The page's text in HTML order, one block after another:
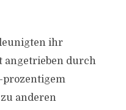
ihr
angetrieben durch
prozentigem
anderen